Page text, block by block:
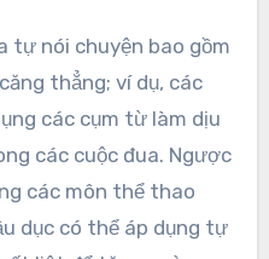
tự nói chuyện bao gồm
thẳng; ví dụ, các
các cụm từ làm dịu
các cuộc đua. Ngược
các môn thể thao
dục có thể áp dụng tự